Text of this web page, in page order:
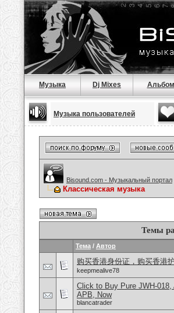
Музыка Dj Mixes
Музыка пользователей
Bisound.com - Музыкальный портал
Классическая музыка
Темы
Тема / Автор
购买香港身份证，购买香港
keepmealive78
Click to Buy Pure JWH-
APB, Now
blancatrader